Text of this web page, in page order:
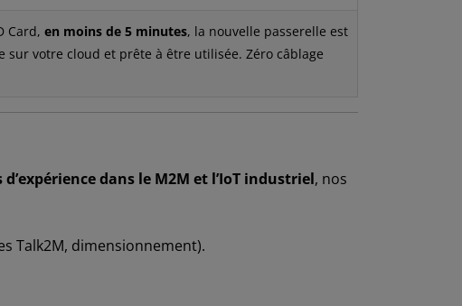
Card, en moins de 5 minutes, la nouvelle passerelle est
sur votre cloud et prête à être utilisée. Zéro câblage
d’expérience dans le M2M et l’IoT industriel, nos
Talk2M, dimensionnement).